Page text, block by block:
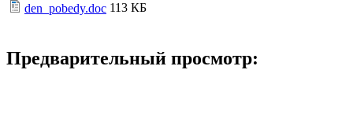
den_pobedy.doc 113 КБ
Предварительный просмотр: